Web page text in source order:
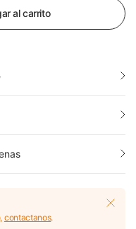
al carrito
contactanos.